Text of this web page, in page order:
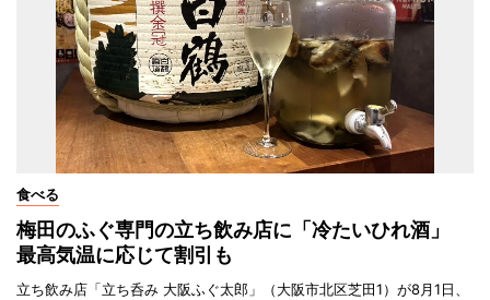
食べる
梅田のふぐ専門の立ち飲み店に「冷たいひれ酒」
最高気温に応じて割引も
立ち飲み店「立ち呑み 大阪ふぐ太郎」（大阪市北区芝田1）が8月1日、